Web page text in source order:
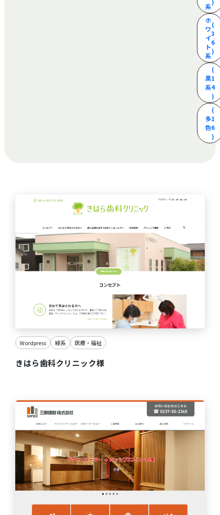
系
)
ホ
ワ
イ
ト
系
(
3
6
)
黒
系
(
1
4
)
多
色
(
1
6
)
Wordpress 緑系 医療・福祉
きはら歯科クリニック様